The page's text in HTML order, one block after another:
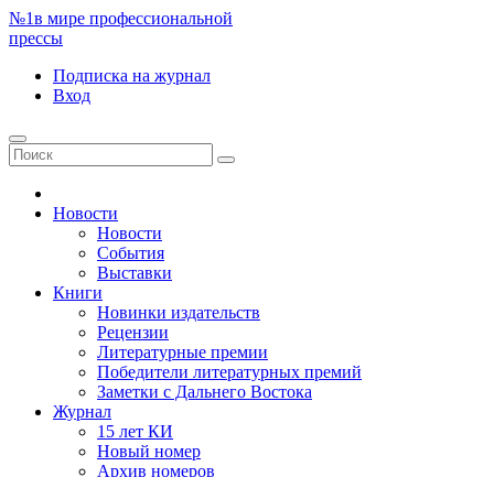
№1в мире профессиональной
прессы
Подписка на журнал
Вход
Новости
Новости
События
Выставки
Книги
Новинки издательств
Рецензии
Литературные премии
Победители литературных премий
Заметки с Дальнего Востока
Журнал
15 лет КИ
Новый номер
Архив номеров